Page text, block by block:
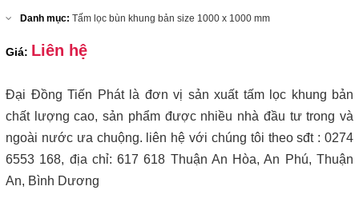
Danh mục: Tấm lọc bùn khung bản size 1000 x 1000 mm
Giá: Liên hệ
Đại Đồng Tiến Phát là đơn vị sản xuất tấm lọc khung bản
chất lượng cao, sản phẩm được nhiều nhà đầu tư trong và
ngoài nước ưa chuộng. liên hệ với chúng tôi theo sđt : 0274
6553 168, địa chỉ: 617 618 Thuận An Hòa, An Phú, Thuận
An, Bình Dương